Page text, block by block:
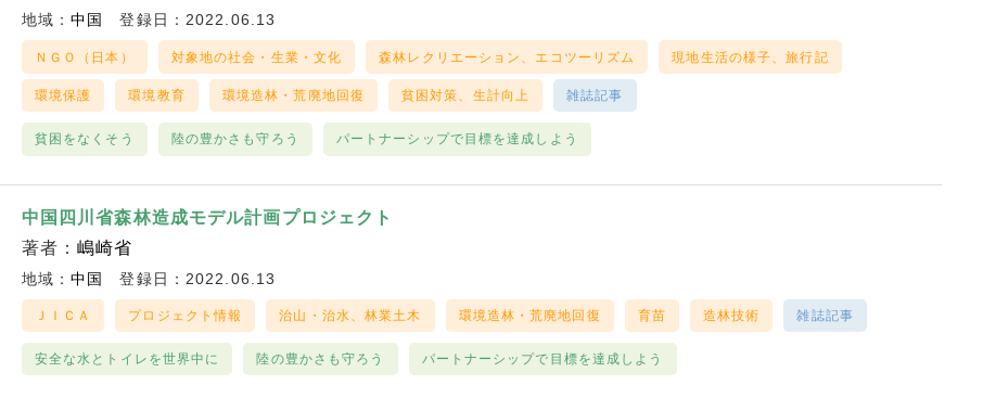
地域：中国 登録日：2022.06.13
ＮＧＯ（日本） 対象地の社会・生業・文化 森林レクリエーション、エコツーリズム 現地生活の様子、旅行記
環境保護 環境教育 環境造林・荒廃地回復 貧困対策、生計向上 雑誌記事
貧困をなくそう 陸の豊かさも守ろう パートナーシップで目標を達成しよう
中国四川省森林造成モデル計画プロジェクト
著者：嶋崎省
地域：中国 登録日：2022.06.13
ＪＩＣＡ プロジェクト情報 治山・治水、林業土木 環境造林・荒廃地回復 育苗 造林技術 雑誌記事
安全な水とトイレを世界中に 陸の豊かさも守ろう パートナーシップで目標を達成しよう